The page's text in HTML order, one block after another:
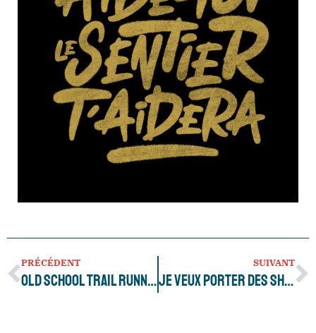
PRÉCÉDENT
Old School Trail Running
SUIVANT
Je veux porter des shorts toute ma vie